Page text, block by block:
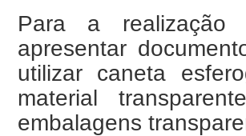
Para a realização
apresentar
utilizar caneta
material
embalagens